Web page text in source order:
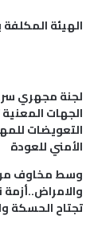
الهيئة
لجنة مجهري
الجهات
التعويضات
الأمني للعودة
وسط مخاوف من
والامراض..أزمة
تجتاح الحسكة